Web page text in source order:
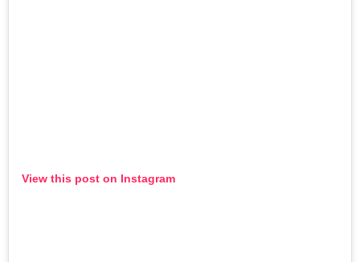
View this post on Instagram